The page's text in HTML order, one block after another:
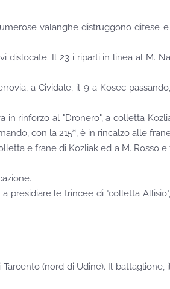
valanghe distruggono difese
Il 23 i riparti in linea al M.
a Cividale, il 9 a Kosec
in rinforzo al "Dronero", a colletta
con la 215a, è in rincalzo alle
e frane di Kozliak ed a M. Rosso
le trincee di "colletta
(nord di Udine). Il